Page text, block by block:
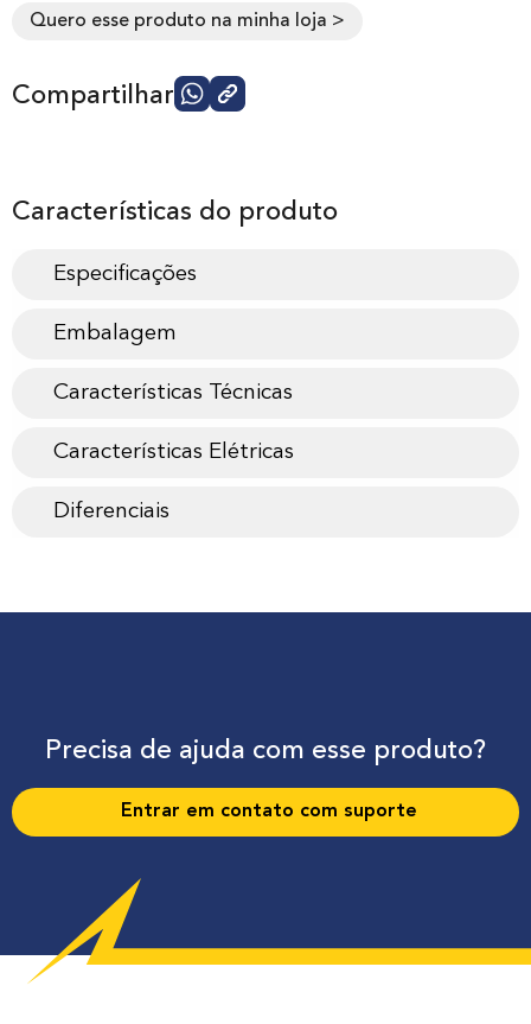
Quero esse produto na minha loja >
Compartilhar
Características do produto
Especificações
Embalagem
Características Técnicas
Características Elétricas
Diferenciais
Precisa de ajuda com esse produto?
Entrar em contato com suporte